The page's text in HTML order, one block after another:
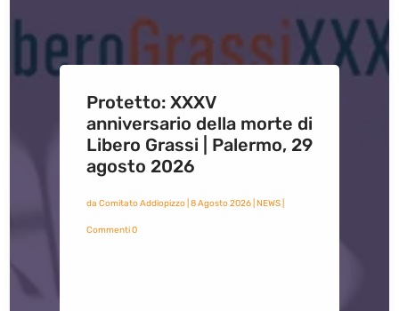
Protetto: XXXV
anniversario della morte di
Libero Grassi | Palermo, 29
agosto 2026
da Comitato Addiopizzo| 8 Agosto 2026| NEWS|
Commenti 0